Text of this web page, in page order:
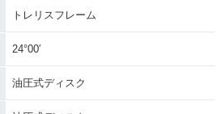
トレリスフレーム
24°00′
油圧式ディスク